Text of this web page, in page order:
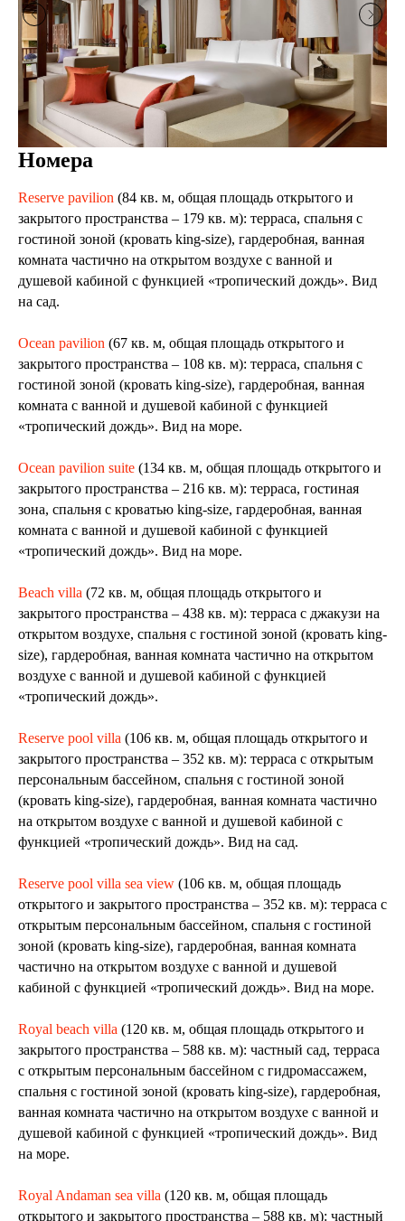
Номера
Reserve pavilion (84 кв. м, общая площадь открытого и
закрытого пространства – 179 кв. м): терраса, спальня с
гостиной зоной (кровать king-size), гардеробная, ванная
комната частично на открытом воздухе с ванной и
душевой кабиной с функцией «тропический дождь». Вид
на сад.
Ocean pavilion (67 кв. м, общая площадь открытого и
закрытого пространства – 108 кв. м): терраса, спальня с
гостиной зоной (кровать king-size), гардеробная, ванная
комната с ванной и душевой кабиной с функцией
«тропический дождь». Вид на море.
Ocean pavilion suite (134 кв. м, общая площадь открытого и
закрытого пространства – 216 кв. м): терраса, гостиная
зона, спальня с кроватью king-size, гардеробная, ванная
комната с ванной и душевой кабиной с функцией
«тропический дождь». Вид на море.
Beach villa (72 кв. м, общая площадь открытого и
закрытого пространства – 438 кв. м): терраса с джакузи на
открытом воздухе, спальня с гостиной зоной (кровать king-
size), гардеробная, ванная комната частично на открытом
воздухе с ванной и душевой кабиной с функцией
«тропический дождь».
Reserve pool villa (106 кв. м, общая площадь открытого и
закрытого пространства – 352 кв. м): терраса с открытым
персональным бассейном, спальня с гостиной зоной
(кровать king-size), гардеробная, ванная комната частично
на открытом воздухе с ванной и душевой кабиной с
функцией «тропический дождь». Вид на сад.
Reserve pool villa sea view (106 кв. м, общая площадь
открытого и закрытого пространства – 352 кв. м): терраса с
открытым персональным бассейном, спальня с гостиной
зоной (кровать king-size), гардеробная, ванная комната
частично на открытом воздухе с ванной и душевой
кабиной с функцией «тропический дождь». Вид на море.
Royal beach villa (120 кв. м, общая площадь открытого и
закрытого пространства – 588 кв. м): частный сад, терраса
с открытым персональным бассейном с гидромассажем,
спальня с гостиной зоной (кровать king-size), гардеробная,
ванная комната частично на открытом воздухе с ванной и
душевой кабиной с функцией «тропический дождь». Вид
на море.
Royal Andaman sea villa (120 кв. м, общая площадь
открытого и закрытого пространства – 588 кв. м): частный